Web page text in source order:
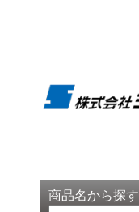
商品名から探す